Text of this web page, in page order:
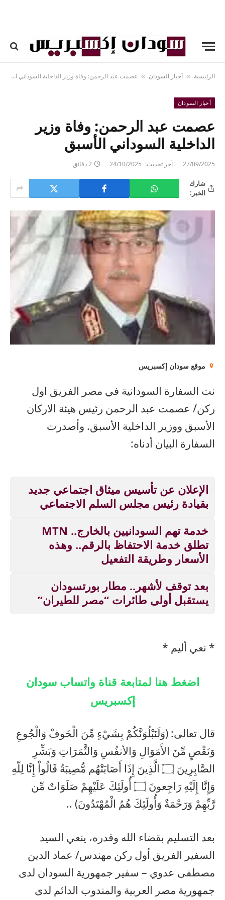
الرئيسية » أخبار السودان » عصمت عبد الرحمن: وفاة وزير الداخلية السوداني الأسبق
أخبار السودان
عصمت عبد الرحمن: وفاة وزير
الداخلية السوداني الأسبق
27/09/2025 آخر تحديث: 24/10/2025 2 دقائق
شارك
الخبر:
موقع سودان إكسبريس
نت السفارة السودانية في مصر الفريق اول
ركن/ عصمت عبد الرحمن رئيس هيئة الاركان
الأسبق ووزير الداخلية الأسبق. وأصدرت
السفارة البيان أدناه:
الإعلان عن تأسيس ميثاق اجتماعي جديد
بقيادة رئيس مجلس السلم الاجتماعي
خدمة تهم السودانيين بالخارج.. MTN
تطلق خدمة الاحتفاظ بالرقم.. وهذه
الأسعار وطريقة التفعيل
بعد توقف لأشهر.. مطار بورتسودان
يستقبل أولى طائرات “مصر للطيران”
* نعي أليم *
اضغط هنا لمتابعة قناة واتساب سودان
إكسبريس
قال تعالى: (وَلَنَبْلُوَنَّكُمْ بِشَيْءٍ مِّنَ الْخَوفْ وَالْجُوعِ
وَنَقْصٍ مِّنَ الأَمَوَالِ وَالأنفُسِ وَالثَّمَرَاتِ وَبَشِّرِ
الصَّابِرِينَ ۝ الَّذِينَ إِذَا أَصَابَتْهُم مُّصِيبَةٌ قَالُواْ إِنَّا لِلّهِ
وَإِنَّا إِلَيْهِ رَاجِعونَ ۝ أُولَئِكَ عَلَيْهِمْ صَلَوَاتٌ مِّن
رَّبِّهِمْ وَرَحْمَةٌ وَأُولَئِكَ هُمُ الْمُهْتَدُونَ) ..
بعد التسليم بقضاء الله وقدره، ينعي السيد
السفير الفريق أول ركن مهندس/ عماد الدين
مصطفى عدوي – سفير جمهورية السودان لدى
جمهورية مصر العربية والمندوب الدائم لدى